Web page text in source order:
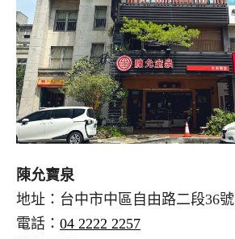
陳允寶泉
地址：台中市中區自由路二段36號
電話： 04 2222 2257